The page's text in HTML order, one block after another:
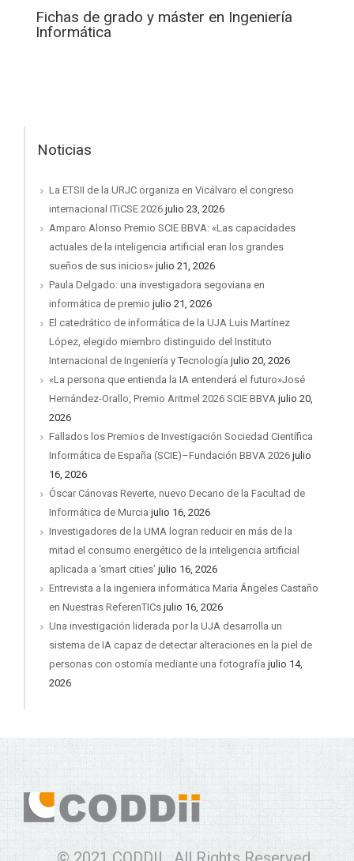
Fichas de grado y máster en Ingeniería
Informática
Noticias
La ETSII de la URJC organiza en Vicálvaro el congreso
internacional ITiCSE 2026 julio 23, 2026
Amparo Alonso Premio SCIE BBVA: «Las capacidades
actuales de la inteligencia artificial eran los grandes
sueños de sus inicios» julio 21, 2026
Paula Delgado: una investigadora segoviana en
informática de premio julio 21, 2026
El catedrático de informática de la UJA Luis Martínez
López, elegido miembro distinguido del Instituto
Internacional de Ingeniería y Tecnología julio 20, 2026
«La persona que entienda la IA entenderá el futuro»José
Hernández-Orallo, Premio Aritmel 2026 SCIE BBVA julio 20,
2026
Fallados los Premios de Investigación Sociedad Científica
Informática de España (SCIE)–Fundación BBVA 2026 julio
16, 2026
Óscar Cánovas Reverte, nuevo Decano de la Facultad de
Informática de Murcia julio 16, 2026
Investigadores de la UMA logran reducir en más de la
mitad el consumo energético de la inteligencia artificial
aplicada a ‘smart cities’ julio 16, 2026
Entrevista a la ingeniera informática María Ángeles Castaño
en Nuestras ReferenTICs julio 16, 2026
Una investigación liderada por la UJA desarrolla un
sistema de IA capaz de detectar alteraciones en la piel de
personas con ostomía mediante una fotografía julio 14,
2026